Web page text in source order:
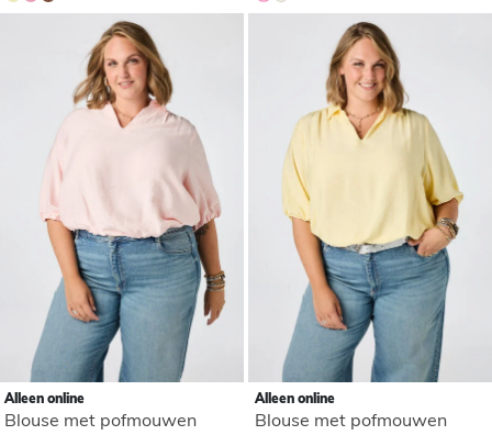
Alleen online
Blouse met pofmouwen
Alleen online
Blouse met pofmouwen